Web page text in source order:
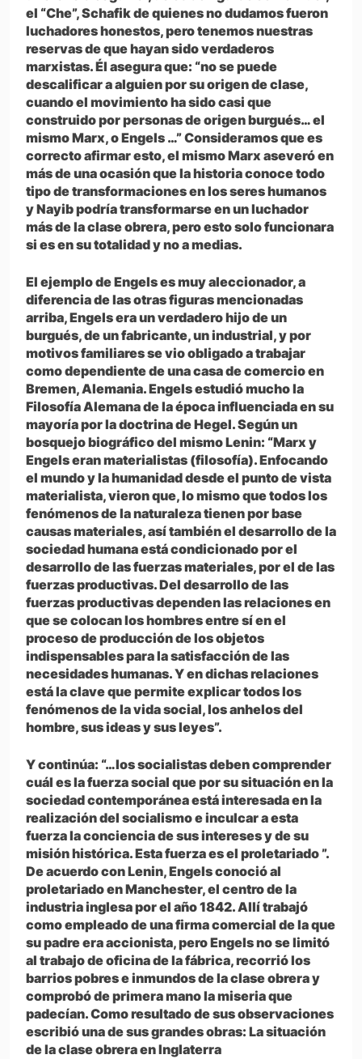
el “Che”, Schafik de quienes no dudamos fueron
luchadores honestos, pero tenemos nuestras
reservas de que hayan sido verdaderos
marxistas. Él asegura que: “no se puede
descalificar a alguien por su origen de clase,
cuando el movimiento ha sido casi que
construido por personas de origen burgués… el
mismo Marx, o Engels …” Consideramos que es
correcto afirmar esto, el mismo Marx aseveró en
más de una ocasión que la historia conoce todo
tipo de transformaciones en los seres humanos
y Nayib podría transformarse en un luchador
más de la clase obrera, pero esto solo funcionara
si es en su totalidad y no a medias.
El ejemplo de Engels es muy aleccionador, a
diferencia de las otras figuras mencionadas
arriba, Engels era un verdadero hijo de un
burgués, de un fabricante, un industrial, y por
motivos familiares se vio obligado a trabajar
como dependiente de una casa de comercio en
Bremen, Alemania. Engels estudió mucho la
Filosofía Alemana de la época influenciada en su
mayoría por la doctrina de Hegel. Según un
bosquejo biográfico del mismo Lenin: “Marx y
Engels eran materialistas (filosofía). Enfocando
el mundo y la humanidad desde el punto de vista
materialista, vieron que, lo mismo que todos los
fenómenos de la naturaleza tienen por base
causas materiales, así también el desarrollo de la
sociedad humana está condicionado por el
desarrollo de las fuerzas materiales, por el de las
fuerzas productivas. Del desarrollo de las
fuerzas productivas dependen las relaciones en
que se colocan los hombres entre sí en el
proceso de producción de los objetos
indispensables para la satisfacción de las
necesidades humanas. Y en dichas relaciones
está la clave que permite explicar todos los
fenómenos de la vida social, los anhelos del
hombre, sus ideas y sus leyes”.
Y continúa: “…los socialistas deben comprender
cuál es la fuerza social que por su situación en la
sociedad contemporánea está interesada en la
realización del socialismo e inculcar a esta
fuerza la conciencia de sus intereses y de su
misión histórica. Esta fuerza es el proletariado ”.
De acuerdo con Lenin, Engels conoció al
proletariado en Manchester, el centro de la
industria inglesa por el año 1842. Allí trabajó
como empleado de una firma comercial de la que
su padre era accionista, pero Engels no se limitó
al trabajo de oficina de la fábrica, recorrió los
barrios pobres e inmundos de la clase obrera y
comprobó de primera mano la miseria que
padecían. Como resultado de sus observaciones
escribió una de sus grandes obras: La situación
de la clase obrera en Inglaterra